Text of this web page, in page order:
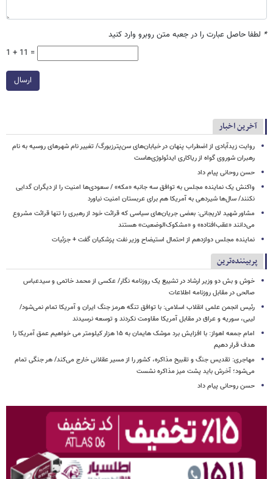
* لطفا حاصل عبارت را در جعبه متن روبرو وارد کنید
1 + 11 =
ارسال
آخرین اخبار
روایت زیدآبادی از اضطراب پنهان در خیابان‌های سن‌پترزبورگ/ تغییر نام شهرهای روسیه به نام
رهبران شوروی گواه از ریاکاری ایدئولوژی‌هاست
حسن روحانی پیام داد
واکنش یک نماینده مجلس به توافق سه جانبه «مکه» / سعودی‌ها امنیت را از دیگران گدایی
نکنند/ سال‌ها شیردهی به آمریکا هم برای عربستان امنیت نیاورد
مشاور شهید لاریجانی: بعضی جریان‌های سیاسی که قرائت خود از رهبری را تنها قرائت مشروع
می‌دانند «عقب‌افتاده» و «مشکوک‌الوضعیت» هستند
نماینده مجلس دوازدهم از احتمال استیضاح وزیر نفت پزشکیان گفت + جزئیات
پربیننده‌ترین
خوش و بش دو وزیر ارشاد در تشییع یک روزنامه نگار/ عکسی از محمد خاتمی و سیدعباس
صالحی در مقابل روزنامه اطلاعات
رئیس انجمن علمی انقلاب اسلامی: با توافق تنگه هرمز جنگ ایران و آمریکا تمام نمی‌شود/
لیبی، سوریه و عراق در مقابل آمریکا مقاومت نکردند و توسعه نرسیدند
امام‌ جمعه اهواز: با افزایش برد موشک هایمان به ۱۵ هزار کیلومتر می خواهیم عمق آمریکا را
هدف قرار دهیم
مهاجری: تقدیس جنگ و تقبیح مذاکره، کشور را از مسیر عقلانی خارج می‌کند/ هر جنگی تمام
می‌شود؛ آخرش باید پشت میز مذاکره نشست
حسن روحانی پیام داد